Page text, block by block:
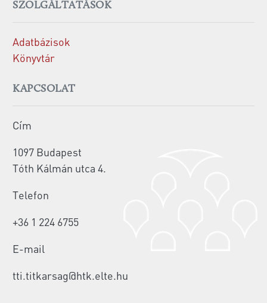
SZOLGÁLTATÁSOK
Adatbázisok
Könyvtár
KAPCSOLAT
Cím
1097 Budapest
Tóth Kálmán utca 4.
Telefon
+36 1 224 6755
E-mail
tti.titkarsag@htk.elte.hu